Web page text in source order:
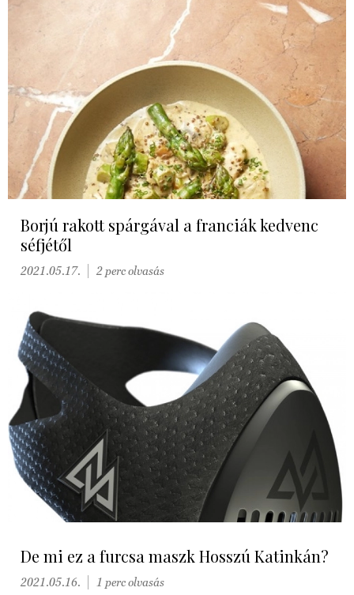
Borjú rakott spárgával a franciák kedvenc
séfjétől
2021.05.17. 2 perc olvasás
De mi ez a furcsa maszk Hosszú Katinkán?
2021.05.16. 1 perc olvasás